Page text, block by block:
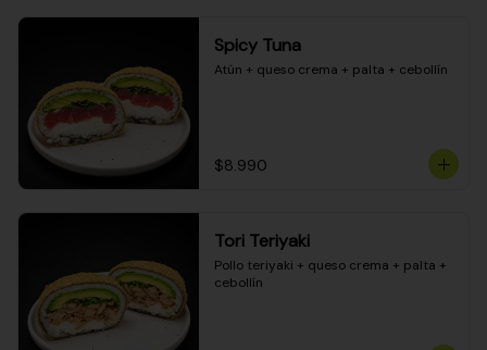
Spicy Tuna
Atún + queso crema + palta + cebollín
$8.990
Tori Teriyaki
Pollo teriyaki + queso crema + palta +
cebollín